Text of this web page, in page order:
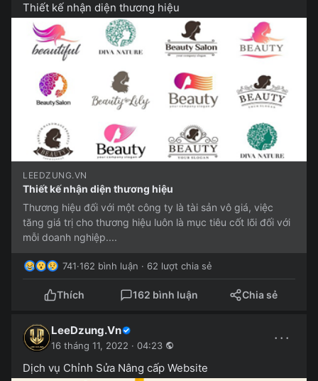
Thiết kế nhận diện thương hiệu
LEEDZUNG.VN
Thiết kế nhận diện thương hiệu
Thương hiệu đối với một công ty là tài sản vô giá, việc
tăng giá trị cho thương hiệu luôn là mục tiêu cốt lõi đối với
mỗi doanh nghiệp....
741·162 bình luận · 62 lượt chia sẻ
Thích 162 bình luận Chia sẻ
LeeDzung.Vn
16 tháng 11, 2022 · 04:23 ···
Dịch vụ Chỉnh Sửa Nâng cấp Website